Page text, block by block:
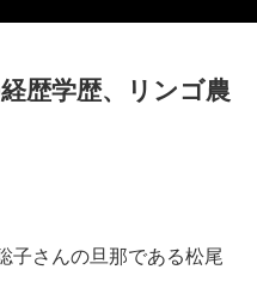
歴学歴、リンゴ農
子さんの旦那である松尾